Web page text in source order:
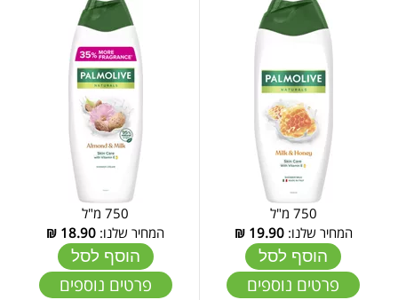
750 מ"ל
המחיר שלנו:19.90
₪
הוסף לסל
פרטים נוספים
750 מ"ל
המחיר שלנו: 18.90
₪
הוסף לסל
פרטים נוספים